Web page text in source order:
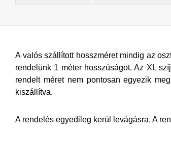
A valós szállított hosszméret mindig az
rendelünk 1 méter hosszúságot. Az XL
rendelt méret nem pontosan egyezik
kiszállítva.
A rendelés egyedileg kerül levágásra. A